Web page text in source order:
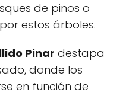
de pinos o
estos árboles.
Pinar destapa
donde los
en función de